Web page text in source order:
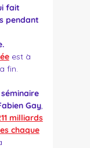
fait
pendant
est à
fin.
séminaire
Gay,
milliards
chaque